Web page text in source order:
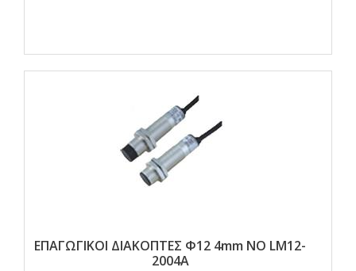
ΕΠΑΓΩΓΙΚΟΙ ΔΙΑΚΟΠΤΕΣ Φ12 4mm NO LM12-
2004A